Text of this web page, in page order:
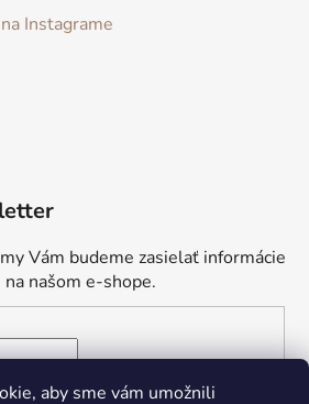
aby sme vám umožnili
Instagrame
Vám budeme zasielať informácie
našom e-shope.
s
podmienkami ochrany